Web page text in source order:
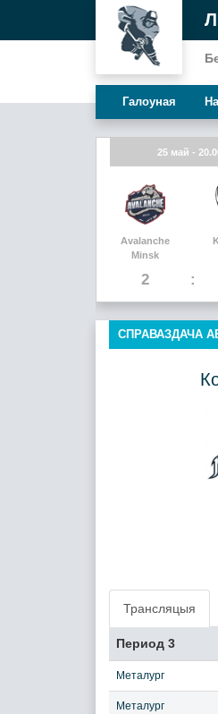
Галоуная
25 май -
Avalanche
Minsk
2
СПРАВАЗДАЧА
Трансляцыя
Период 3
Металург
Металург